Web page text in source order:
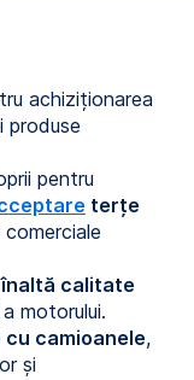
achiziționarea
produse
pentru
terțe
calitate
motorului.
camioanele,
și